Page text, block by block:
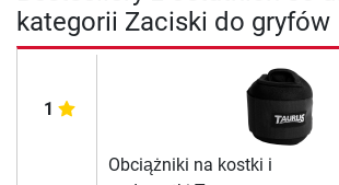
kategorii Zaciski do gryfów
1
Obciążniki na kostki i